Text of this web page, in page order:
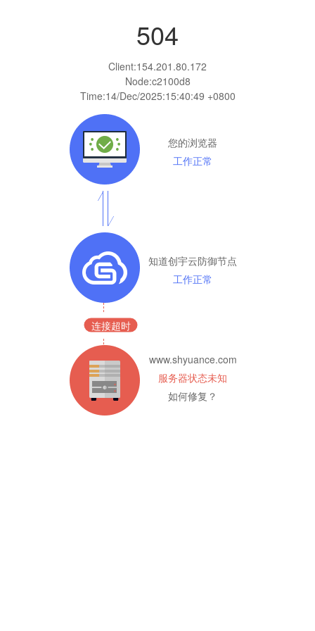
504
Client:154.201.80.172
Node:c2100d8
Time:14/Dec/2025:15:40:49 +0800
您的浏览器
工作正常
知道创宇云防御节点
工作正常
连接超时
www.shyuance.com
服务器状态未知
如何修复？